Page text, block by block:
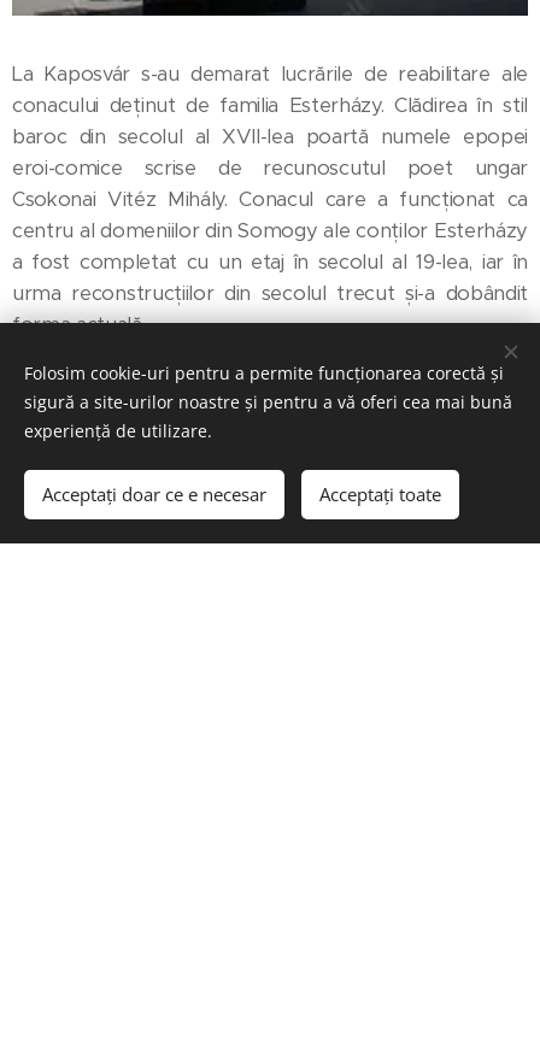
La Kaposvár s-au demarat lucrările de reabilitare ale
conacului deținut de familia Esterházy. Clădirea în stil
baroc din secolul al XVII-lea poartă numele epopei
eroi-comice scrise de recunoscutul poet ungar
Csokonai Vitéz Mihály. Conacul care a funcționat ca
centru al domeniilor din Somogy ale conților Esterházy
a fost completat cu un etaj în secolul al 19-lea, iar în
urma reconstrucțiilor din secolul trecut și-a dobândit
forma actuală.
Reabilitarea actuală a clădirii a cuprins și schimbarea
pardoselii. S-a scos umplutura veche de pe planșeele
boltite deasupra parterului din cauza solicitării crescute
impuse de aceasta. În unele locuri constructorul a
trebuit să consolideze structura planșeelor vechi.
Folosim cookie-uri pentru a permite funcționarea corectă și
sigură a site-urilor noastre și pentru a vă oferi cea mai bună
experiență de utilizare.
Acceptați doar ce e necesar Acceptați toate